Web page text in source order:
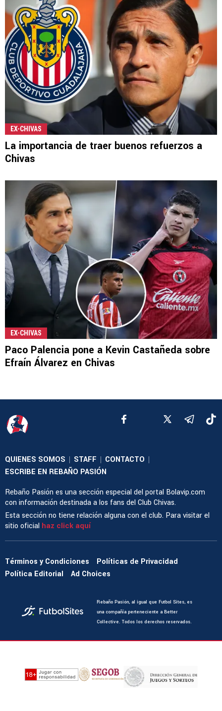
EX-CHIVAS
La importancia de traer buenos refuerzos a
Chivas
EX-CHIVAS
Paco Palencia pone a Kevin Castañeda sobre
Efraín Álvarez en Chivas
QUIENES SOMOS STAFF CONTACTO
ESCRIBE EN REBAÑO PASIÓN
Rebaño Pasión es una sección especial del portal Bolavip.com
con información destinada a los fans del Club Chivas.
Esta sección no tiene relación alguna con el club. Para visitar el
sitio oficial haz click aquí
Términos y Condiciones
Políticas de Privacidad
Política Editorial
Ad Choices
Rebaño Pasión, al igual que Futbol Sites, es
una compañía perteneciente a Better
Collective. Todos los derechos reservados.